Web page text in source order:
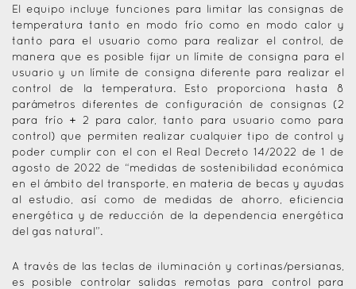
El equipo incluye funciones para limitar las consignas de
temperatura tanto en modo frío como en modo calor y
tanto para el usuario como para realizar el control, de
manera que es posible fijar un límite de consigna para el
usuario y un límite de consigna diferente para realizar el
control de la temperatura. Esto proporciona hasta 8
parámetros diferentes de configuración de consignas (2
para frío + 2 para calor, tanto para usuario como para
control) que permiten realizar cualquier tipo de control y
poder cumplir con el con el Real Decreto 14/2022 de 1 de
agosto de 2022 de “medidas de sostenibilidad económica
en el ámbito del transporte, en materia de becas y ayudas
al estudio, así como de medidas de ahorro, eficiencia
energética y de reducción de la dependencia energética
del gas natural”.
A través de las teclas de iluminación y cortinas/persianas,
es posible controlar salidas remotas para control para